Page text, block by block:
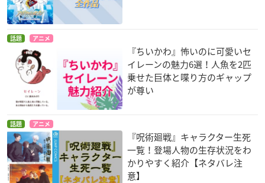
話題 アニメ
『ちいかわ』怖いのに可愛いセ
イレーンの魅力6選！人魚を2匹
乗せた巨体と喋り方のギャップ
が尊い
話題 アニメ
『呪術廻戦』キャラクター生死
一覧！登場人物の生存状況をわ
かりやすく紹介【ネタバレ注
意】